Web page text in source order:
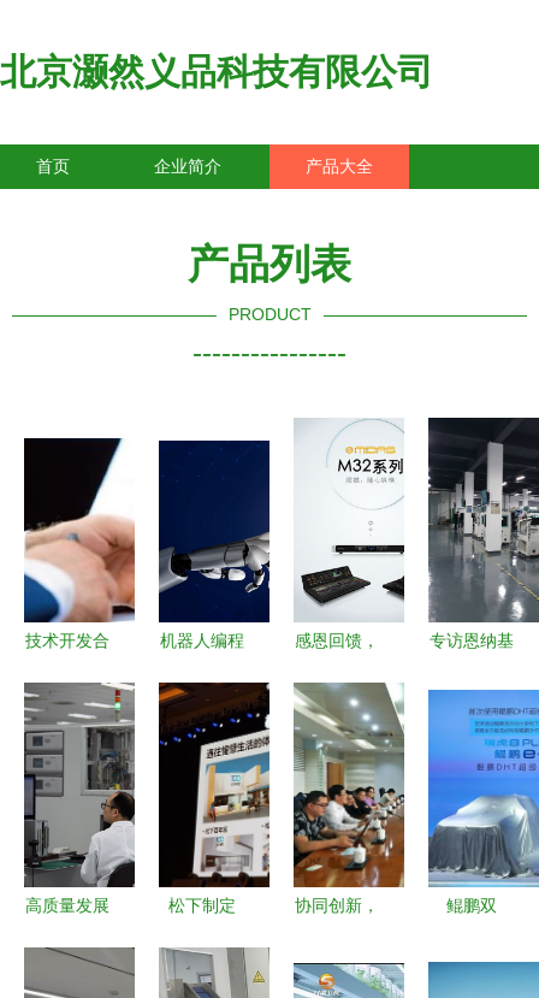
北京灏然义品科技有限公司
首页 企业简介 产品大全
产品列表
PRODUCT
----------------
技术开发合
税政策解析
以技术咨询
为例
机器人编程
咨询 从理
论到实践的
全面指南
感恩回馈，
MIDAS产品
培训及技术
交流会精彩
落幕——技
术开发深度
探索
专访恩纳基
将自动化融
入客户实际
高质量发展
松下制定
技术咨询引
协同创新，
国家纺织产
鲲鹏双